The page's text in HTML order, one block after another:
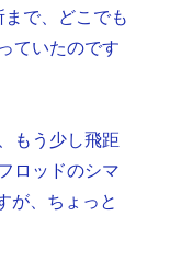
で、どこでも
ていたのです
もう少し飛距
ロッドのシマ
が、ちょっと